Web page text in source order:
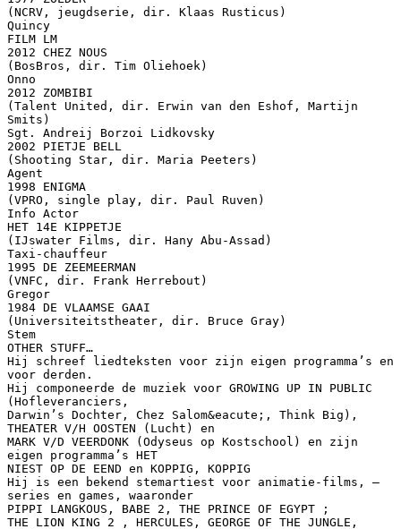
(NCRV, jeugdserie, dir. Klaas Rusticus)
Quincy
FILM LM
2012 CHEZ NOUS
(BosBros, dir. Tim Oliehoek)
Onno
2012 ZOMBIBI
(Talent United, dir. Erwin van den Eshof, Martijn
Smits)
Sgt. Andreij Borzoi Lidkovsky
2002 PIETJE BELL
(Shooting Star, dir. Maria Peeters)
Agent
1998 ENIGMA
(VPRO, single play, dir. Paul Ruven)
Info Actor
HET 14E KIPPETJE
(IJswater Films, dir. Hany Abu-Assad)
Taxi-chauffeur
1995 DE ZEEMEERMAN
(VNFC, dir. Frank Herrebout)
Gregor
1984 DE VLAAMSE GAAI
(Universiteitstheater, dir. Bruce Gray)
Stem
OTHER STUFF…
Hij schreef liedteksten voor zijn eigen programma’s en
voor derden.
Hij componeerde de muziek voor GROWING UP IN PUBLIC
(Hofleveranciers,
Darwin’s Dochter, Chez Salom&eacute;, Think Big),
THEATER V/H OOSTEN (Lucht) en
MARK V/D VEERDONK (Odyseus op Kostschool) en zijn
eigen programma’s HET
NIEST OP DE EEND en KOPPIG, KOPPIG
Hij is een bekend stemartiest voor animatie-films, –
series en games, waaronder
PIPPI LANGKOUS, BABE 2, THE PRINCE OF EGYPT ;
THE LION KING 2 , HERCULES, GEORGE OF THE JUNGLE,